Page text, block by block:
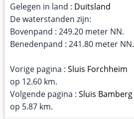
Gelegen in land : Duitsland
De waterstanden zijn:
Bovenpand : 249.20 meter NN.
Benedenpand : 241.80 meter NN.
Vorige pagina : Sluis Forchheim
op 12.60 km.
Volgende pagina : Sluis Bamberg
op 5.87 km.